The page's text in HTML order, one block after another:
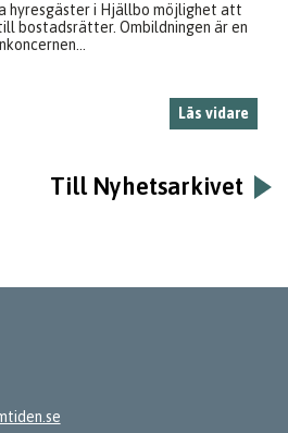
hyresgäster i Hjällbo möjlighet att
bostadsrätter. Ombildningen är en
Läs vidare
Till Nyhetsarkivet